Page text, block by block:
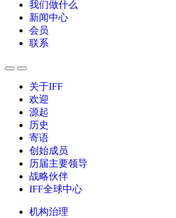
我们做什么
新闻中心
会员
联系
关于IFF
欢迎
源起
历史
寄语
创始成员
历届主要领导
战略伙伴
IFF全球中心
机构治理